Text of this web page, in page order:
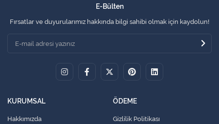
E-Bülten
Fırsatlar ve duyurularımız hakkında bilgi sahibi olmak için kaydolun!
KURUMSAL
Hakkımızda
ÖDEME
Gizlilik Politikası